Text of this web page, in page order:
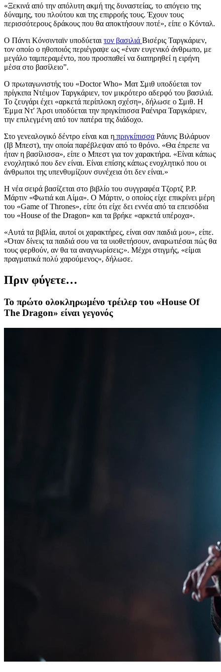
«Ξεκινά από την απόλυτη ακμή της δυναστείας, το απόγειο της
δύναμης, του πλούτου και της επιρροής τους. Έχουν τους
περισσότερους δράκους που θα αποκτήσουν ποτέ», είπε ο Κόνταλ.
Ο Πάντι Κόνσινταϊν υποδύεται τον βασιλιά Βισέρις Ταργκάριεν,
τον οποίο ο ηθοποιός περιέγραψε ως «έναν ευγενικό άνθρωπο, με
μεγάλο ταμπεραμέντο, που προσπαθεί να διατηρηθεί η ειρήνη
μέσα στο βασίλειο”.
Ο πρωταγωνιστής του «Doctor Who» Ματ Σμιθ υποδύεται τον
πρίγκιπα Ντέιμον Ταργκάριεν, τον μικρότερο αδερφό του βασιλιά.
Το ζευγάρι έχει «αρκετά περίπλοκη σχέση», δήλωσε ο Σμιθ. Η
Έμμα Ντ′ Άρσι υποδύεται την πριγκίπισσα Ραένιρα Ταργκάριεν,
την επιλεγμένη από τον πατέρα της διάδοχο.
Στο γενεαλογικό δέντρο είναι και η πριγκίπισσα Ράυνις Βιλάρυον
(Ιβ Μπεστ), την οποία παρέβλεψαν από το θρόνο. «Θα έπρεπε να
ήταν η βασίλισσα», είπε ο Μπεστ για τον χαρακτήρα. «Είναι κάπως
ενοχλητικό που δεν είναι. Είναι επίσης κάπως ενοχλητικό που οι
άνθρωποι της υπενθυμίζουν συνέχεια ότι δεν είναι.»
Η νέα σειρά βασίζεται στο βιβλίο του συγγραφέα Τζορτζ Ρ.Ρ.
Μάρτιν «Φωτιά και Αίμα». Ο Μάρτιν, ο οποίος είχε επικρίνει μέρη
του «Game of Thrones», είπε ότι είχε δει εννέα από τα επεισόδια
του «House of the Dragon» και τα βρήκε «αρκετά υπέροχα».
«Αυτά τα βιβλία, αυτοί οι χαρακτήρες, είναι σαν παιδιά μου», είπε.
«Όταν δίνεις τα παιδιά σου να τα υιοθετήσουν, αναρωτιέσαι πώς θα
τους φερθούν, αν θα τα αναγνωρίσεις;». Μέχρι στιγμής, «είμαι
πραγματικά πολύ χαρούμενος», δήλωσε.
Πριν φύγετε…
Το πρώτο ολοκληρωμένο τρέιλερ του «House Of
The Dragon» είναι γεγονός